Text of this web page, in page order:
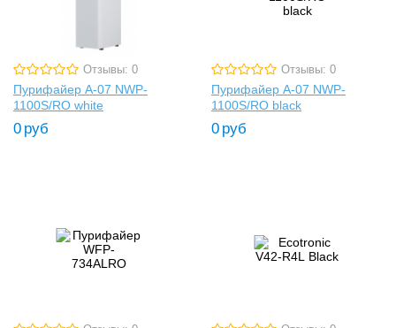
Отзывы: 0
Пурифайер A-07 NWP-
1100S/RO white
0 руб
Отзывы: 0
Пурифайер A-07 NWP-
1100S/RO black
0 руб